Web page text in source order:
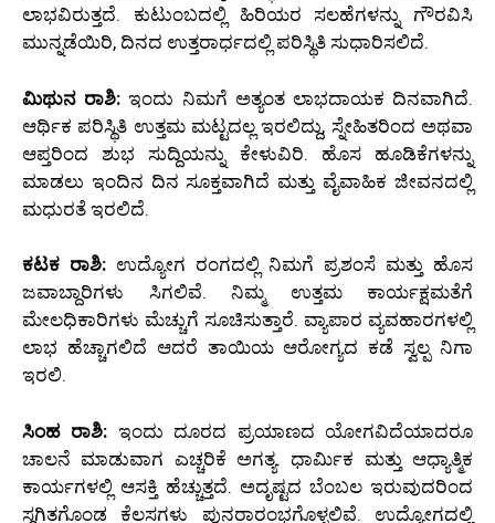
ಲಾಭವಿರುತ್ತದೆ. ಕುಟುಂಬದಲ್ಲಿ ಹಿರಿಯರ ಸಲಹೆಗಳನ್ನು ಗೌರವಿಸಿ
ಮುನ್ನಡೆಯಿರಿ, ದಿನದ ಉತ್ತರಾರ್ಧದಲ್ಲಿ ಪರಿಸ್ಥಿತಿ ಸುಧಾರಿಸಲಿದೆ.
ಮಿಥುನ ರಾಶಿ: ಇಂದು ನಿಮಗೆ ಅತ್ಯಂತ ಲಾಭದಾಯಕ ದಿನವಾಗಿದೆ.
ಆರ್ಥಿಕ ಪರಿಸ್ಥಿತಿ ಉತ್ತಮ ಮಟ್ಟದಲ್ಲ ಇರಲಿದ್ದು, ಸ್ನೇಹಿತರಿಂದ ಅಥವಾ
ಆಪ್ತರಿಂದ ಶುಭ ಸುದ್ದಿಯನ್ನು ಕೇಳುವಿರಿ. ಹೊಸ ಹೂಡಿಕೆಗಳನ್ನು
ಮಾಡಲು ಇಂದಿನ ದಿನ ಸೂಕ್ತವಾಗಿದೆ ಮತ್ತು ವೈವಾಹಿಕ ಜೀವನದಲ್ಲಿ
ಮಧುರತೆ ಇರಲಿದೆ.
ಕಟಕ ರಾಶಿ:ಉದ್ಯೋಗ ರಂಗದಲ್ಲಿ ನಿಮಗೆ ಪ್ರಶಂಸೆ ಮತ್ತು ಹೊಸ
ಜವಾಬ್ದಾರಿಗಳು ಸಿಗಲಿವೆ. ನಿಮ್ಮ ಉತ್ತಮ ಕಾರ್ಯಕ್ಷಮತೆಗೆ
ಮೇಲಧಿಕಾರಿಗಳು ಮೆಚ್ಚುಗೆ ಸೂಚಿಸುತ್ತಾರೆ. ವ್ಯಾಪಾರ ವ್ಯವಹಾರಗಳಲ್ಲಿ
ಲಾಭ ಹೆಚ್ಚಾಗಲಿದೆ ಆದರೆ ತಾಯಿಯ ಆರೋಗ್ಯದ ಕಡೆ ಸ್ವಲ್ಪ ನಿಗಾ
ಇರಲಿ.
ಸಿಂಹ ರಾಶಿ: ಇಂದು ದೂರದ ಪ್ರಯಾಣದ ಯೋಗವಿದೆಯಾದರೂ
ಚಾಲನೆ ಮಾಡುವಾಗ ಎಚ್ಚರಿಕೆ ಅಗತ್ಯ. ಧಾರ್ಮಿಕ ಮತ್ತು ಆಧ್ಯಾತ್ಮಿಕ
ಕಾರ್ಯಗಳಲ್ಲಿ ಆಸಕ್ತಿ ಹೆಚ್ಚುತ್ತದೆ. ಅದೃಷ್ಟದ ಬೆಂಬಲ ಇರುವುದರಿಂದ
ಸ್ಥಗಿತಗೊಂಡ ಕೆಲಸಗಳು ಪುನರಾರಂಭಗೊಳ್ಳಲಿವೆ. ಉದ್ಯೋಗದಲ್ಲಿ